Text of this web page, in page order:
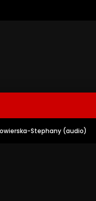
Stephany (audio)